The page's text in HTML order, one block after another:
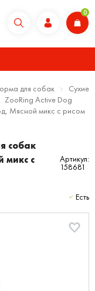
0
для собак
Сухие
ZooRing Active Dog
Мясной микс с рисом
собак
микс с
Артикул:
158681
Есть